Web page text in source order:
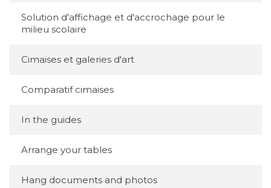
Solution d'affichage et d'accrochage pour le
milieu scolaire
Cimaises et galeries d'art
Comparatif cimaises
In the guides
Arrange your tables
Hang documents and photos